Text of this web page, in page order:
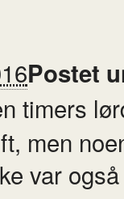
Postet
timers
men
var